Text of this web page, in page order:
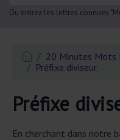
Ou entrez les lettres connues
20 Minutes Mots
Préfixe diviseur
Préfixe
En cherchant dans notre